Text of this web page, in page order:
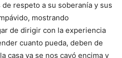
respeto a su soberanía y sus
mostrando
de dirigir con la experiencia
cuanto pueda, deben de
casa ya se nos cayó encima y